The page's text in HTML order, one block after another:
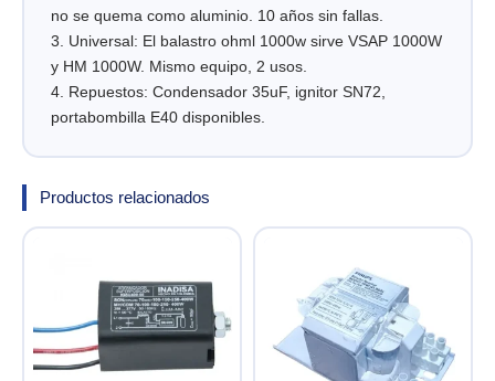
no se quema como aluminio. 10 años sin fallas.
3. Universal: El balastro ohml 1000w sirve VSAP 1000W
y HM 1000W. Mismo equipo, 2 usos.
4. Repuestos: Condensador 35uF, ignitor SN72,
portabombilla E40 disponibles.
Productos relacionados